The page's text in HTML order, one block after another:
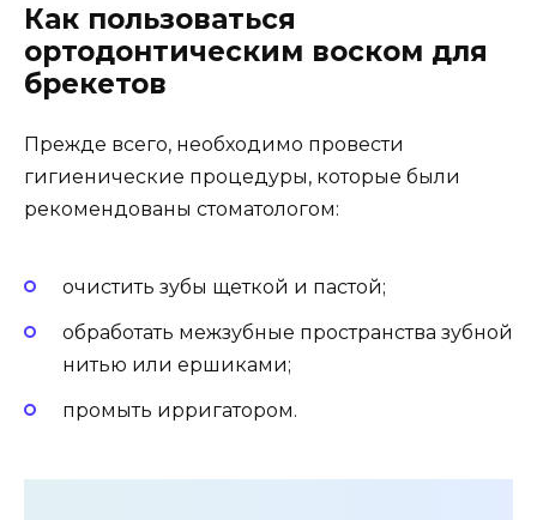
Как пользоваться
ортодонтическим воском для
брекетов
Прежде всего, необходимо провести
гигиенические процедуры, которые были
рекомендованы стоматологом:
очистить зубы щеткой и пастой;
обработать межзубные пространства зубной
нитью или ершиками;
промыть ирригатором.